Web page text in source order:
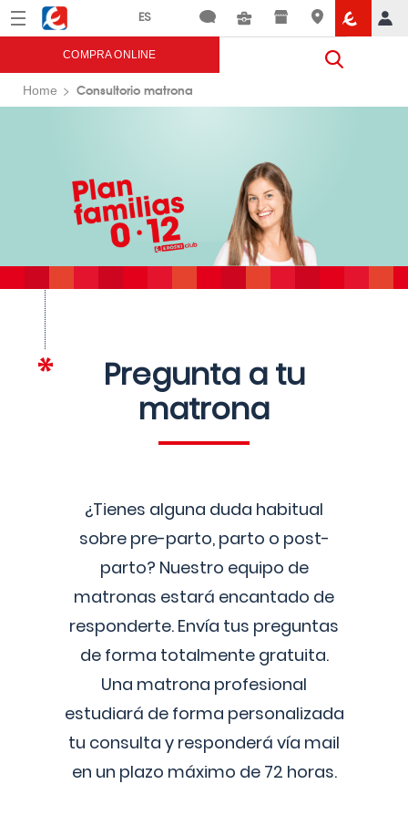
Menú Eroski
COMPRA ONLINE
Home Consultorio matrona
Pregunta a tu
matrona
¿Tienes alguna duda habitual
sobre pre-parto, parto o post-
parto? Nuestro equipo de
matronas estará encantado de
responderte. Envía tus preguntas
de forma totalmente gratuita.
Una matrona profesional
estudiará de forma personalizada
tu consulta y responderá vía mail
en un plazo máximo de 72 horas.